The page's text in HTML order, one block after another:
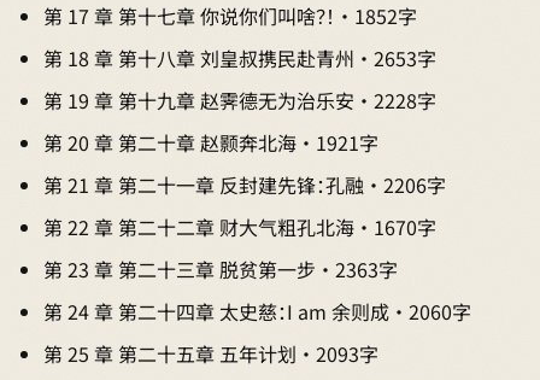
第 17 章 第十七章 你说你们叫啥？！ · 1852字
第 18 章 第十八章 刘皇叔携民赴青州 · 2653字
第 19 章 第十九章 赵霁德无为治乐安 · 2228字
第 20 章 第二十章 赵颢奔北海 · 1921字
第 21 章 第二十一章 反封建先锋：孔融 · 2206字
第 22 章 第二十二章 财大气粗孔北海 · 1670字
第 23 章 第二十三章 脱贫第一步 · 2363字
第 24 章 第二十四章 太史慈：I am 余则成 · 2060字
第 25 章 第二十五章 五年计划 · 2093字